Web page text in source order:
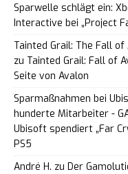
Sparwelle schlägt ein:
Interactive bei „Project
Tainted Grail: The Fall
zu Tainted Grail: Fall of
Seite von Avalon
Sparmaßnahmen bei
hunderte Mitarbeiter -
Ubisoft spendiert „Far
PS5
André H. zu Der